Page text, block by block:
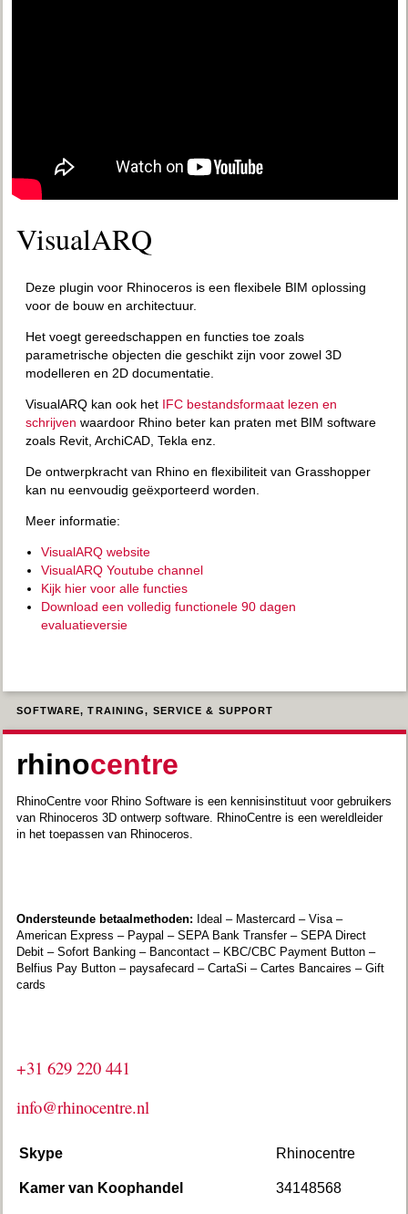
VisualARQ
Deze plugin voor Rhinoceros is een flexibele BIM oplossing
voor de bouw en architectuur.
Het voegt gereedschappen en functies toe zoals
parametrische objecten die geschikt zijn voor zowel 3D
modelleren en 2D documentatie.
VisualARQ kan ook het IFC bestandsformaat lezen en
schrijven waardoor Rhino beter kan praten met BIM software
zoals Revit, ArchiCAD, Tekla enz.
De ontwerpkracht van Rhino en flexibiliteit van Grasshopper
kan nu eenvoudig geëxporteerd worden.
Meer informatie:
VisualARQ website
VisualARQ Youtube channel
Kijk hier voor alle functies
Download een volledig functionele 90 dagen
evaluatieversie
SOFTWARE, TRAINING, SERVICE & SUPPORT
rhinocentre
RhinoCentre voor Rhino Software is een kennisinstituut voor gebruikers
van Rhinoceros 3D ontwerp software. RhinoCentre is een wereldleider
in het toepassen van Rhinoceros.
Ondersteunde betaalmethoden: Ideal – Mastercard – Visa –
American Express – Paypal – SEPA Bank Transfer – SEPA Direct
Debit – Sofort Banking – Bancontact – KBC/CBC Payment Button –
Belfius Pay Button – paysafecard – CartaSi – Cartes Bancaires – Gift
cards
+31 629 220 441
info@rhinocentre.nl
Skype Rhinocentre
Kamer van Koophandel 34148568